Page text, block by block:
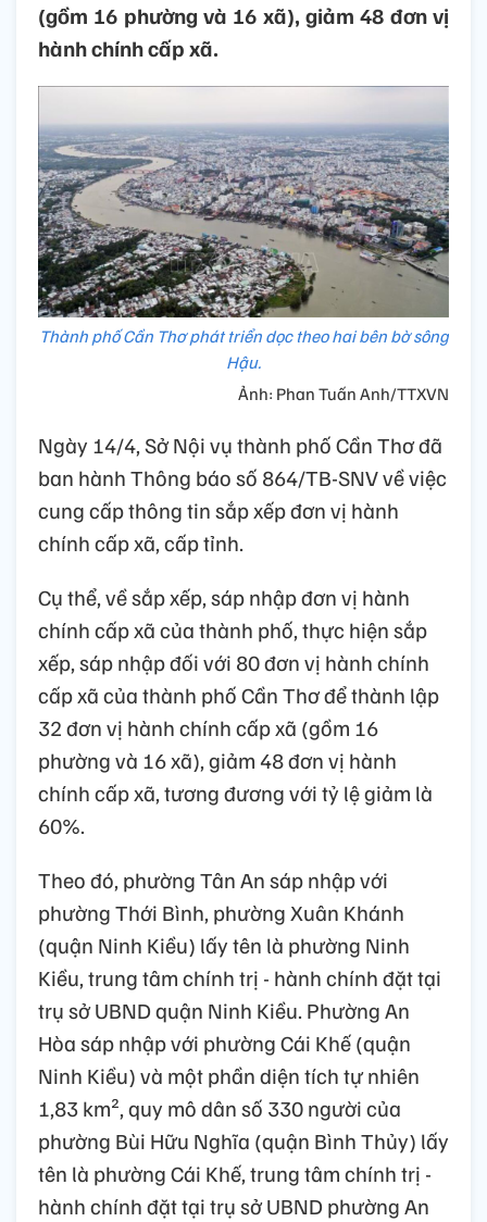
(gồm 16 phường và 16 xã), giảm 48 đơn vị
hành chính cấp xã.
Thành phố Cần Thơ phát triển dọc theo hai bên bờ sông
Hậu.
Ảnh: Phan Tuấn Anh/TTXVN
Ngày 14/4, Sở Nội vụ thành phố Cần Thơ đã
ban hành Thông báo số 864/TB-SNV về việc
cung cấp thông tin sắp xếp đơn vị hành
chính cấp xã, cấp tỉnh.
Cụ thể, về sắp xếp, sáp nhập đơn vị hành
chính cấp xã của thành phố, thực hiện sắp
xếp, sáp nhập đối với 80 đơn vị hành chính
cấp xã của thành phố Cần Thơ để thành lập
32 đơn vị hành chính cấp xã (gồm 16
phường và 16 xã), giảm 48 đơn vị hành
chính cấp xã, tương đương với tỷ lệ giảm là
60%.
Theo đó, phường Tân An sáp nhập với
phường Thới Bình, phường Xuân Khánh
(quận Ninh Kiều) lấy tên là phường Ninh
Kiều, trung tâm chính trị - hành chính đặt tại
trụ sở UBND quận Ninh Kiều. Phường An
Hòa sáp nhập với phường Cái Khế (quận
Ninh Kiều) và một phần diện tích tự nhiên
1,83 km², quy mô dân số 330 người của
phường Bùi Hữu Nghĩa (quận Bình Thủy) lấy
tên là phường Cái Khế, trung tâm chính trị -
hành chính đặt tại trụ sở UBND phường An